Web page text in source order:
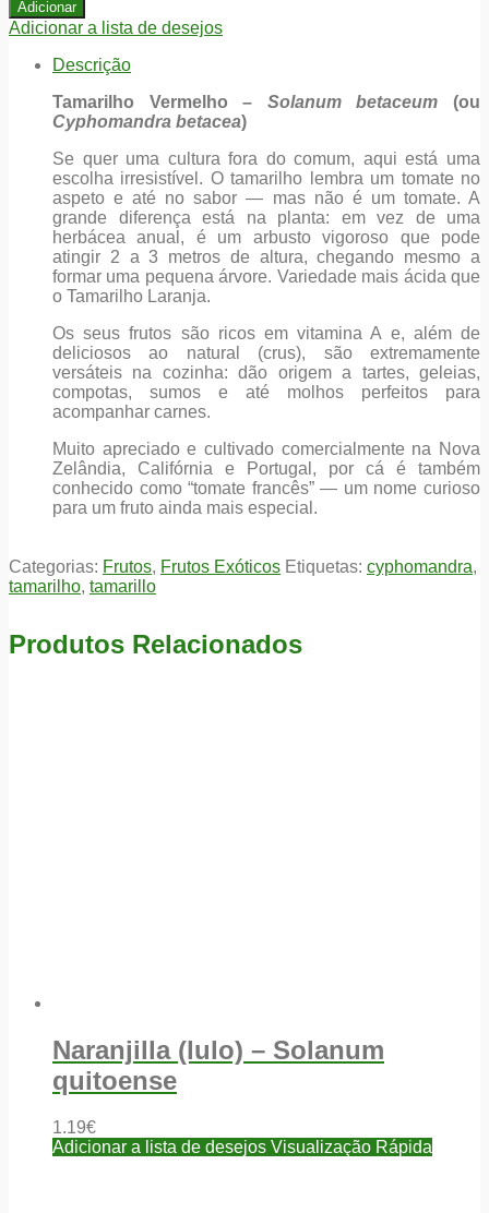
Adicionar
Adicionar a lista de desejos
Descrição
Tamarilho Vermelho – Solanum betaceum (ou
Cyphomandra betacea)
Se quer uma cultura fora do comum, aqui está uma
escolha irresistível. O tamarilho lembra um tomate no
aspeto e até no sabor — mas não é um tomate. A
grande diferença está na planta: em vez de uma
herbácea anual, é um arbusto vigoroso que pode
atingir 2 a 3 metros de altura, chegando mesmo a
formar uma pequena árvore. Variedade mais ácida que
o Tamarilho Laranja.
Os seus frutos são ricos em vitamina A e, além de
deliciosos ao natural (crus), são extremamente
versáteis na cozinha: dão origem a tartes, geleias,
compotas, sumos e até molhos perfeitos para
acompanhar carnes.
Muito apreciado e cultivado comercialmente na Nova
Zelândia, Califórnia e Portugal, por cá é também
conhecido como “tomate francês” — um nome curioso
para um fruto ainda mais especial.
Categorias: Frutos, Frutos Exóticos Etiquetas: cyphomandra,
tamarilho, tamarillo
Produtos Relacionados
Naranjilla (lulo) – Solanum
quitoense
1.19€
Adicionar a lista de desejos Visualização Rápida